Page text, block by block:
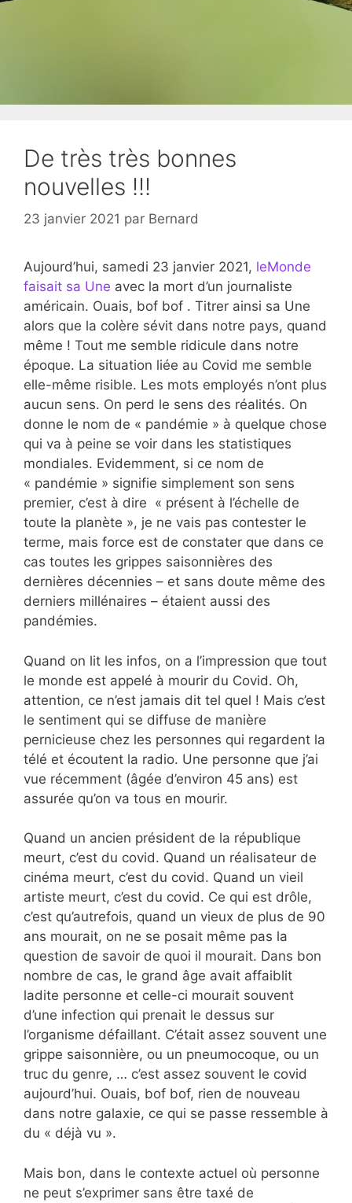
De très très bonnes
nouvelles !!!
23 janvier 2021 par Bernard
Aujourd’hui, samedi 23 janvier 2021, leMonde
faisait sa Une avec la mort d’un journaliste
américain. Ouais, bof bof . Titrer ainsi sa Une
alors que la colère sévit dans notre pays, quand
même ! Tout me semble ridicule dans notre
époque. La situation liée au Covid me semble
elle-même risible. Les mots employés n’ont plus
aucun sens. On perd le sens des réalités. On
donne le nom de « pandémie » à quelque chose
qui va à peine se voir dans les statistiques
mondiales. Evidemment, si ce nom de
« pandémie » signifie simplement son sens
premier, c’est à dire « présent à l’échelle de
toute la planète », je ne vais pas contester le
terme, mais force est de constater que dans ce
cas toutes les grippes saisonnières des
dernières décennies – et sans doute même des
derniers millénaires – étaient aussi des
pandémies.
Quand on lit les infos, on a l’impression que tout
le monde est appelé à mourir du Covid. Oh,
attention, ce n’est jamais dit tel quel ! Mais c’est
le sentiment qui se diffuse de manière
pernicieuse chez les personnes qui regardent la
télé et écoutent la radio. Une personne que j’ai
vue récemment (âgée d’environ 45 ans) est
assurée qu’on va tous en mourir.
Quand un ancien président de la république
meurt, c’est du covid. Quand un réalisateur de
cinéma meurt, c’est du covid. Quand un vieil
artiste meurt, c’est du covid. Ce qui est drôle,
c’est qu’autrefois, quand un vieux de plus de 90
ans mourait, on ne se posait même pas la
question de savoir de quoi il mourait. Dans bon
nombre de cas, le grand âge avait affaiblit
ladite personne et celle-ci mourait souvent
d’une infection qui prenait le dessus sur
l’organisme défaillant. C’était assez souvent une
grippe saisonnière, ou un pneumocoque, ou un
truc du genre, … c’est assez souvent le covid
aujourd’hui. Ouais, bof bof, rien de nouveau
dans notre galaxie, ce qui se passe ressemble à
du « déjà vu ».
Mais bon, dans le contexte actuel où personne
ne peut s’exprimer sans être taxé de